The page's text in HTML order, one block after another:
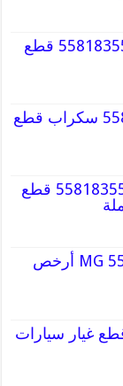
قطع غيار سيارات كورية 55818355 قطع
قطع غيار كاديلاك 55818355 سكراب قطع
قطع غيار سيارات المانية 55818355 قطع
قطع غيار أم جي MG 55818355 أرخص
غيار كيا 55818355 قطع غيار سيارات